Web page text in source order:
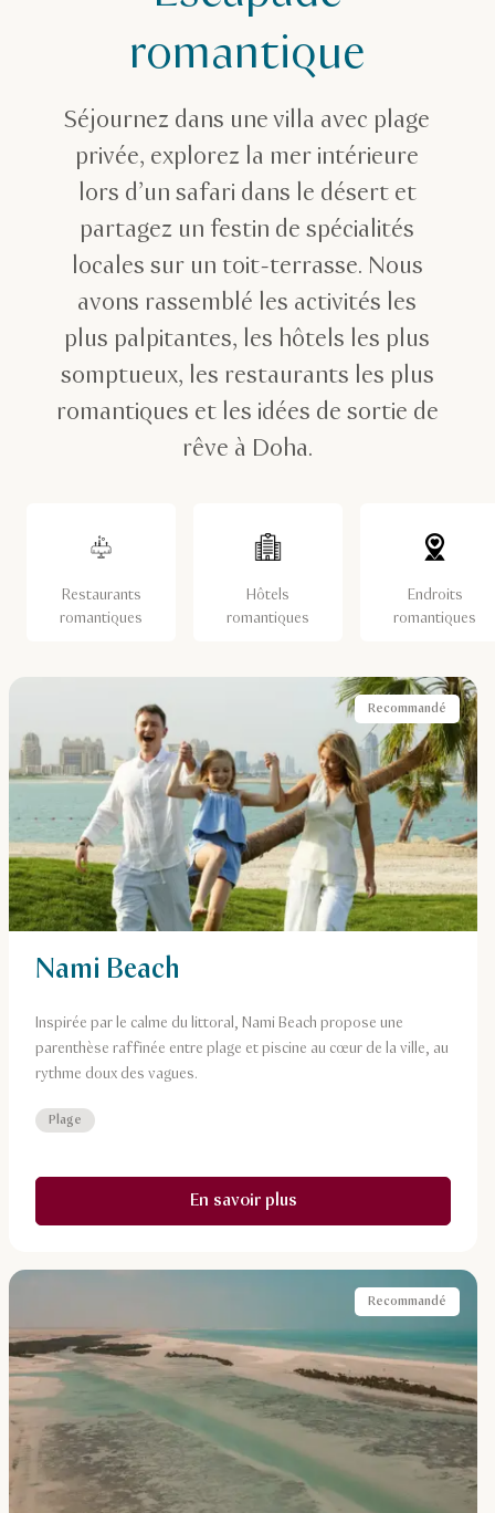
romantique
Séjournez dans une villa avec plage
privée, explorez la mer intérieure
lors d’un safari dans le désert et
partagez un festin de spécialités
locales sur un toit-terrasse. Nous
avons rassemblé les activités les
plus palpitantes, les hôtels les plus
somptueux, les restaurants les plus
romantiques et les idées de sortie de
rêve à Doha.
Restaurants
romantiques
Hôtels
romantiques
Endroits
romantiques
Recommandé
Plage
Nami Beach
Inspirée par le calme du littoral, Nami Beach propose une
parenthèse raffinée entre plage et piscine au cœur de la ville, au
rythme doux des vagues.
En savoir plus
Recommandé